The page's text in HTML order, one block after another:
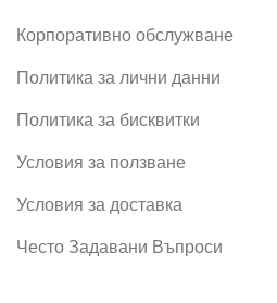
Корпоративно обслужване
Политика за лични данни
Политика за бисквитки
Условия за ползване
Условия за доставка
Често Задавани Въпроси